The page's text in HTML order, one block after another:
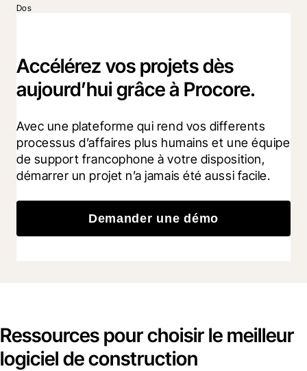
Dos
Accélérez vos projets dès
aujourd’hui grâce à Procore.
Avec une plateforme qui rend vos differents
processus d’affaires plus humains et une équipe
de support francophone à votre disposition,
démarrer un projet n’a jamais été aussi facile.
Demander une démo
Ressources pour choisir le meilleur
logiciel de construction